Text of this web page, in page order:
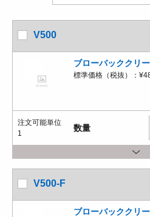
V500
ブローバックク
標準価格（税抜）：
注文可能単位
1
数量
V500-F
ブローバッククリ